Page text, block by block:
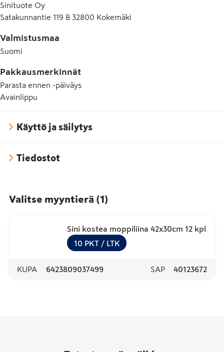
Sinituote Oy
Satakunnantie 119 B 32800 Kokemäki
Valmistusmaa
Suomi
Pakkausmerkinnät
Parasta ennen -päiväys
Avainlippu
Käyttö ja säilytys
Tiedostot
Valitse myyntierä (1 )
Sini kostea moppiliina 42x30cm 12 kpl
10 PKT / LTK
KUPA 6423809037499 SAP 40123672